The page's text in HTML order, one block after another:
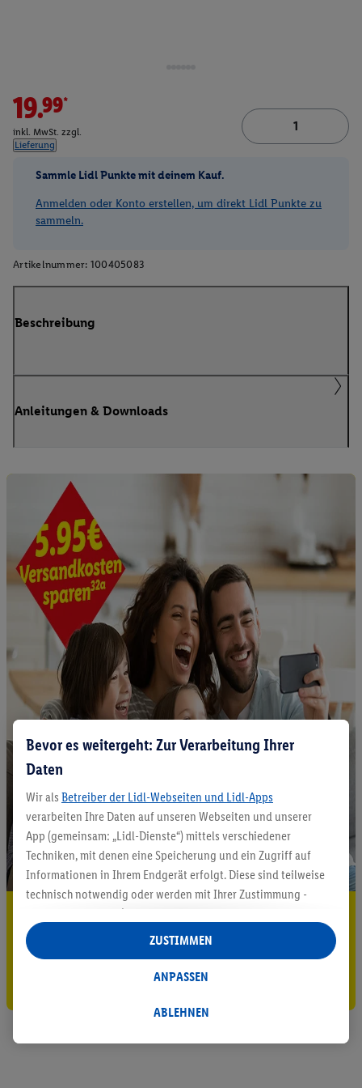
19.99*
inkl. MwSt. zzgl.
Lieferung
Sammle Lidl Punkte mit deinem Kauf.
Anmelden oder Konto erstellen, um direkt Lidl Punkte zu
sammeln.
Artikelnummer: 100405083
Beschreibung
Anleitungen & Downloads
5.95 € Versand sparen³²ᵃ
Jetzt zum Newsletter anmelden
Gutschein sichern!
Bevor es weitergeht: Zur Verarbeitung Ihrer
Daten
Wir als Betreiber der Lidl-Webseiten und Lidl-Apps
verarbeiten Ihre Daten auf unseren Webseiten und unserer
App (gemeinsam: „Lidl-Dienste“) mittels verschiedener
Techniken, mit denen eine Speicherung und ein Zugriff auf
Informationen in Ihrem Endgerät erfolgt. Diese sind teilweise
technisch notwendig oder werden mit Ihrer Zustimmung -
auch durch Partner (u.a.
Verantwortliche; im Zusammenhang mit dem IAB TCF
insgesamt
Statistik-Erstellung oder für personalisierte Werbung
Datenverarbeitungen für personalisierte Werbung werden
ABLEHNEN
ANPASSEN
ZUSTIMMEN